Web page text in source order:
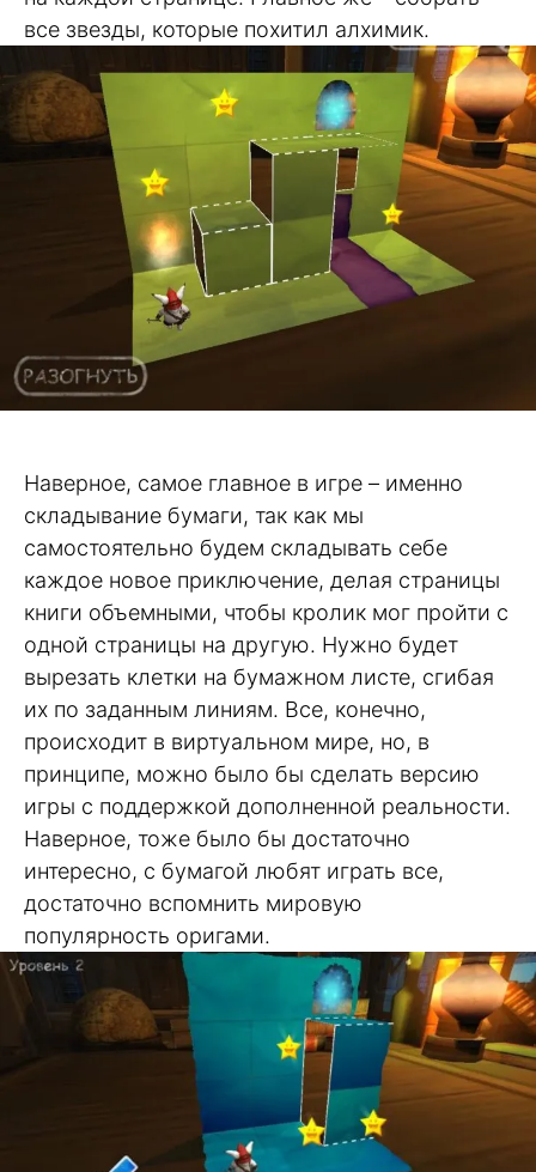
все звезды, которые похитил алхимик.
Наверное, самое главное в игре – именно
складывание бумаги, так как мы
самостоятельно будем складывать себе
каждое новое приключение, делая страницы
книги объемными, чтобы кролик мог пройти с
одной страницы на другую. Нужно будет
вырезать клетки на бумажном листе, сгибая
их по заданным линиям. Все, конечно,
происходит в виртуальном мире, но, в
принципе, можно было бы сделать версию
игры с поддержкой дополненной реальности.
Наверное, тоже было бы достаточно
интересно, с бумагой любят играть все,
достаточно вспомнить мировую
популярность оригами.